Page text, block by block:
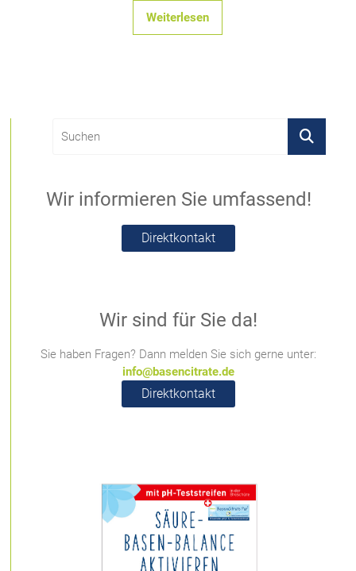
Weiterlesen
Wir informieren Sie umfassend!
Direktkontakt
Wir sind für Sie da!
Sie haben Fragen? Dann melden Sie sich gerne unter:
info@basencitrate.de
Direktkontakt